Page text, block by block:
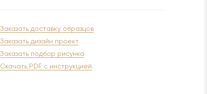
Заказать доставку образцов
Заказать дизайн проект
Заказать подбор рисунка
Скачать PDF с инструкцией